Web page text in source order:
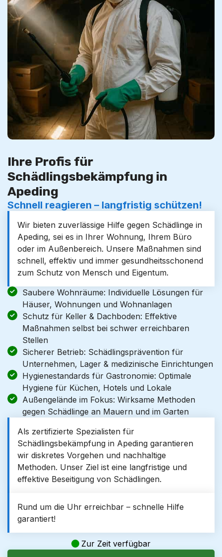
Ihre Profis für
Schädlingsbekämpfung in
Apeding
Schnell reagieren – langfristig schützen!
Wir bieten zuverlässige Hilfe gegen Schädlinge in
Apeding, sei es in Ihrer Wohnung, Ihrem Büro
oder im Außenbereich. Unsere Maßnahmen sind
schnell, effektiv und immer gesundheitsschonend
zum Schutz von Mensch und Eigentum.
Saubere Wohnräume: Individuelle Lösungen für
Häuser, Wohnungen und Wohnanlagen
Schutz für Keller & Dachboden: Effektive
Maßnahmen selbst bei schwer erreichbaren
Stellen
Sicherer Betrieb: Schädlingsprävention für
Unternehmen, Lager & medizinische Einrichtungen
Hygienestandards für Gastronomie: Optimale
Hygiene für Küchen, Hotels und Lokale
Außengelände im Fokus: Wirksame Methoden
gegen Schädlinge an Mauern und im Garten
Als zertifizierte Spezialisten für
Schädlingsbekämpfung in Apeding garantieren
wir diskretes Vorgehen und nachhaltige
Methoden. Unser Ziel ist eine langfristige und
effektive Beseitigung von Schädlingen.
Rund um die Uhr erreichbar – schnelle Hilfe
garantiert!
Zur Zeit verfügbar